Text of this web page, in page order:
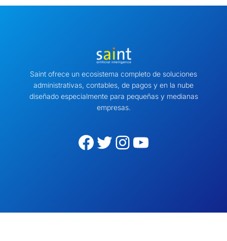
Saint ofrece un ecosistema completo de soluciones
administrativas, contables, de pagos y en la nube
diseñado especialmente para pequeñas y medianas
empresas.
Facebook Twitter Instagram YouTube